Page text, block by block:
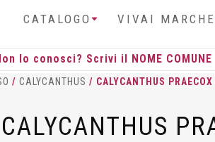
CATALOGO VIVAI MARCHE
/ CALYCANTHUS / CALYCANTHUS
CALYCANTHUS